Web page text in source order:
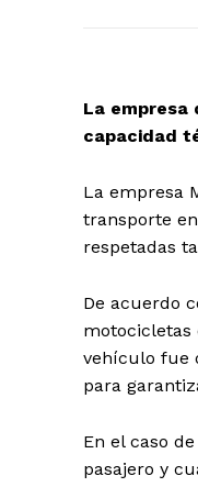
La empresa
capacidad
La empresa
transporte
respetadas
De acuerdo
motocicletas
vehículo fue
para
En el caso
pasajero y